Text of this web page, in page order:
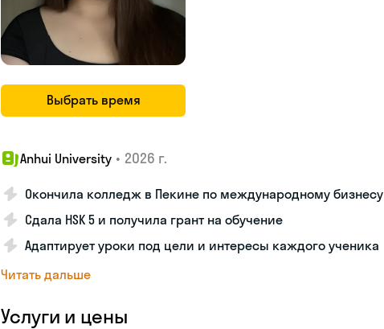
Выбрать время
Anhui University • 2026 г.
Окончила колледж в Пекине по международному бизнесу
Сдала HSK 5 и получила грант на обучение
Адаптирует уроки под цели и интересы каждого ученика
Читать дальше
Услуги и цены